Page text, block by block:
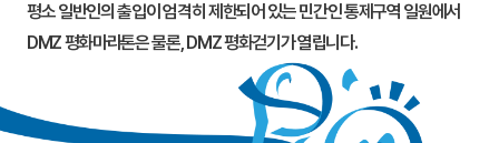
평소 일반인의 출입이 엄격히 제한되어 있는 민간인 통제구역 일원에서
DMZ 평화마라톤은 물론, DMZ 평화걷기가 열립니다.